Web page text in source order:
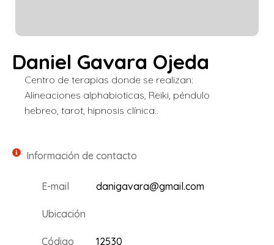
Daniel Gavara Ojeda
Centro de terapias donde se realizan:
Alineaciones alphabioticas, Reiki, péndulo
hebreo, tarot, hipnosis clínica..
Información de contacto
E-mail danigavara@gmail.com
Ubicación
Código 12530